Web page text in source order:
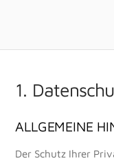
1.
ALLGEMEINE
Der Schutz Ihrer